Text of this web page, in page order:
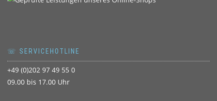
☏ SERVICEHOTLINE
+49 (0)202 97 49 55 0
09.00 bis 17.00 Uhr